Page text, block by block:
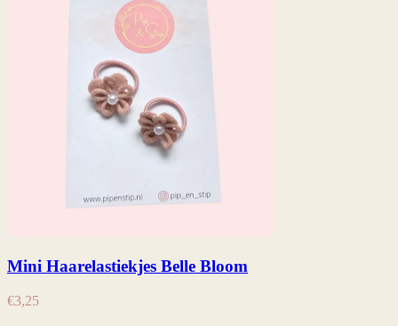
Mini Haarelastiekjes Belle Bloom
€3,25